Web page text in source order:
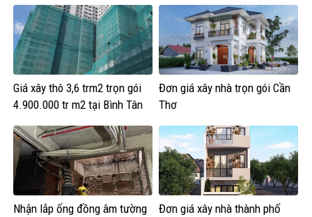
Giá xây thô 3,6 trm2 trọn gói
4.900.000 tr m2 tại Bình Tân
Đơn giá xây nhà trọn gói Cần
Thơ
Nhận lắp ống đồng âm tường
Đơn giá xây nhà thành phố